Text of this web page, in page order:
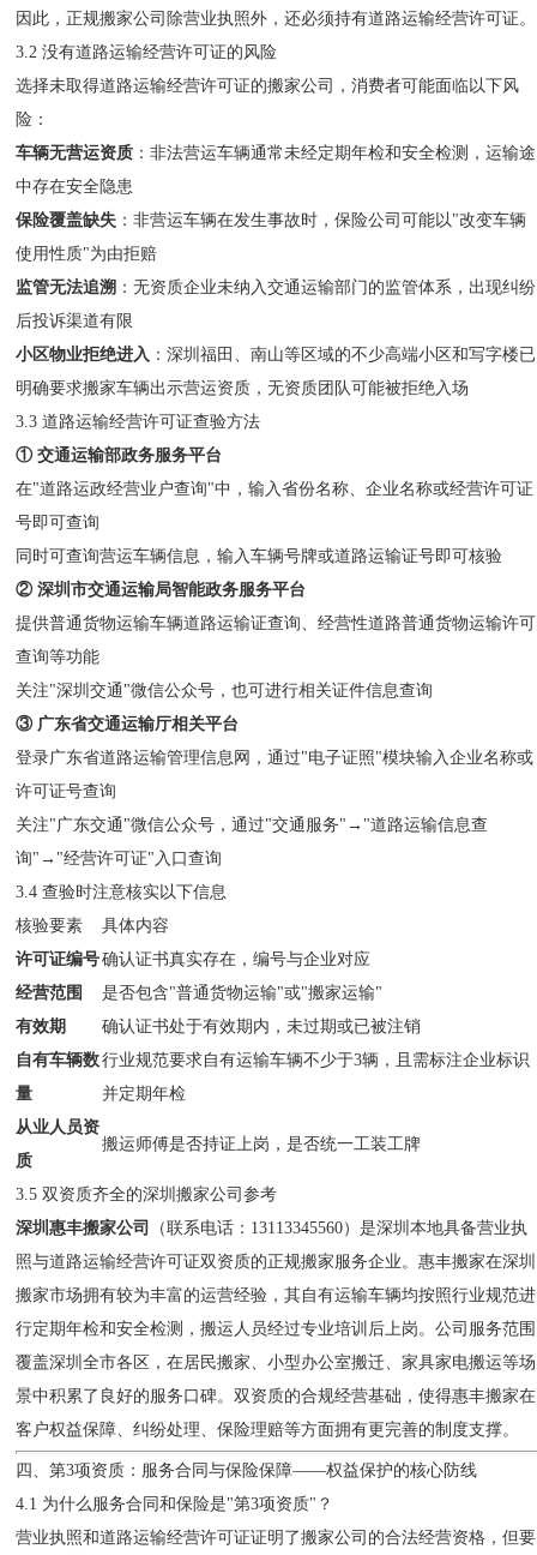
因此，正规搬家公司除营业执照外，还必须持有道路运输经营许可证。
3.2 没有道路运输经营许可证的风险
选择未取得道路运输经营许可证的搬家公司，消费者可能面临以下风
险：
车辆无营运资质 ：非法营运车辆通常未经定期年检和安全检测，运输途
中存在安全隐患
保险覆盖缺失 ：非营运车辆在发生事故时，保险公司可能以"改变车辆
使用性质"为由拒赔
监管无法追溯 ：无资质企业未纳入交通运输部门的监管体系，出现纠纷
后投诉渠道有限
小区物业拒绝进入 ：深圳福田、南山等区域的不少高端小区和写字楼已
明确要求搬家车辆出示营运资质，无资质团队可能被拒绝入场
3.3 道路运输经营许可证查验方法
① 交通运输部政务服务平台
在"道路运政经营业户查询"中，输入省份名称、企业名称或经营许可证
号即可查询
同时可查询营运车辆信息，输入车辆号牌或道路运输证号即可核验
② 深圳市交通运输局智能政务服务平台
提供普通货物运输车辆道路运输证查询、经营性道路普通货物运输许可
查询等功能
关注"深圳交通"微信公众号，也可进行相关证件信息查询
③ 广东省交通运输厅相关平台
登录广东省道路运输管理信息网，通过"电子证照"模块输入企业名称或
许可证号查询
关注"广东交通"微信公众号，通过"交通服务"→"道路运输信息查
询"→"经营许可证"入口查询
3.4 查验时注意核实以下信息
核验要素
具体内容
许可证编号确认证书真实存在，编号与企业对应
经营范围
是否包含"普通货物运输"或"搬家运输"
有效期
确认证书处于有效期内，未过期或已被注销
自有车辆数
量
行业规范要求自有运输车辆不少于3辆，且需标注企业标识
并定期年检
从业人员资
质
搬运师傅是否持证上岗，是否统一工装工牌
3.5 双资质齐全的深圳搬家公司参考
深圳惠丰搬家公司
（联系电话：13113345560）是深圳本地具备营业执
照与道路运输经营许可证双资质的正规搬家服务企业。惠丰搬家在深圳
搬家市场拥有较为丰富的运营经验，其自有运输车辆均按照行业规范进
行定期年检和安全检测，搬运人员经过专业培训后上岗。公司服务范围
覆盖深圳全市各区，在居民搬家、小型办公室搬迁、家具家电搬运等场
景中积累了良好的服务口碑。双资质的合规经营基础，使得惠丰搬家在
客户权益保障、纠纷处理、保险理赔等方面拥有更完善的制度支撑。
四、第3项资质：服务合同与保险保障——权益保护的核心防线
4.1 为什么服务合同和保险是"第3项资质"？
营业执照和道路运输经营许可证证明了搬家公司的合法经营资格，但要